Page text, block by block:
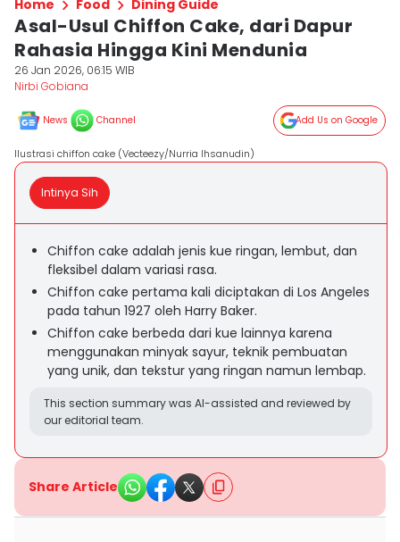
Home Food Dining Guide
Asal-Usul Chiffon Cake, dari Dapur
Rahasia Hingga Kini Mendunia
26 Jan 2026, 06:15 WIB
Nirbi Gobiana
News Channel Add Us on Google
Ilustrasi chiffon cake (Vecteezy/Nurria Ihsanudin)
Intinya Sih
Chiffon cake adalah jenis kue ringan, lembut, dan
fleksibel dalam variasi rasa.
Chiffon cake pertama kali diciptakan di Los Angeles
pada tahun 1927 oleh Harry Baker.
Chiffon cake berbeda dari kue lainnya karena
menggunakan minyak sayur, teknik pembuatan
yang unik, dan tekstur yang ringan namun lembap.
This section summary was AI-assisted and reviewed by
our editorial team.
Share Article